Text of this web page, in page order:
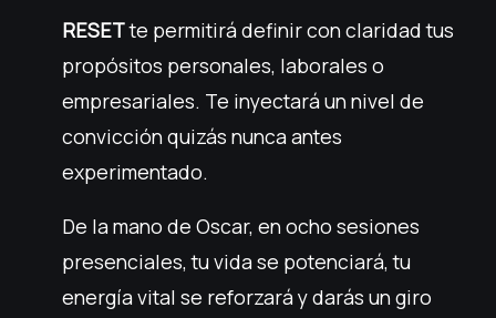
RESETte permitirá definir con claridad tus
propósitos personales, laborales o
empresariales. Te inyectará un nivel de
convicción quizás nunca antes
experimentado.
De la mano de Oscar, en ocho sesiones
presenciales, tu vida se potenciará, tu
energía vital se reforzará y darás un giro